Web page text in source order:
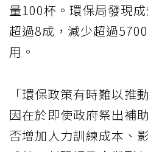
量100杯。環保局發現
超過8成，減少超過
用。
「環保政策有時難以推
因在於即使政府祭出補
否增加人力訓練成本、